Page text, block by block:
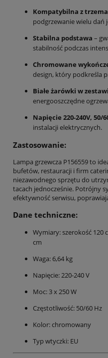
Kompatybilna z
podgrzewanie wielu dań
Stabilna podstawa –
stabilność podczas
Chromowane
design, który podkreśla
Białe żarówki w
energooszczędne
Napięcie 220-240V, 50/
instalacji elektrycznych.
Zastosowanie:
Lampa grzewcza P156559 to
bufetów, restauracji i firm
niezawodnego sprzętu do
tacach jednocześnie. Potrójny
efektywność serwisu,
Dane techniczne:
Wymiary: szerokość 120
cm
Waga: 6,64 kg
Napięcie: 220-240 V
Moc: 3 x 250 W
Częstotliwość: 50/60 Hz
Kolor: chromowany
Typ wtyczki: EU